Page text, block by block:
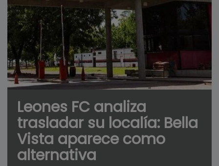
Leones FC analiza
trasladar su localía: Bella
Vista aparece como
alternativa